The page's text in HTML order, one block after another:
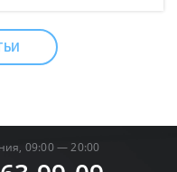
09:00 — 20:00